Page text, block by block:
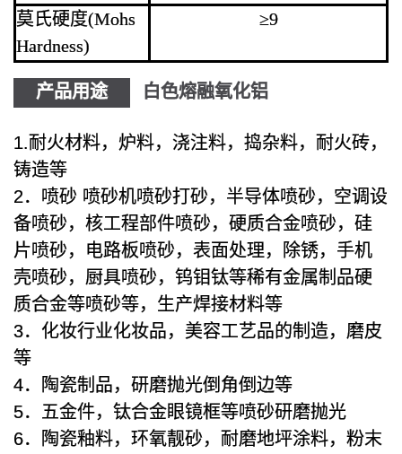
莫氏硬度(Mohs
Hardness)
≥9
产品用途 白色熔融氧化铝
1.耐火材料，炉料，浇注料，捣杂料，耐火砖，
铸造等
2．喷砂 喷砂机喷砂打砂，半导体喷砂，空调设
备喷砂，核工程部件喷砂，硬质合金喷砂，硅
片喷砂，电路板喷砂，表面处理，除锈，手机
壳喷砂，厨具喷砂，钨钼钛等稀有金属制品硬
质合金等喷砂等，生产焊接材料等
3．化妆行业化妆品，美容工艺品的制造，磨皮
等
4．陶瓷制品，研磨抛光倒角倒边等
5．五金件，钛合金眼镜框等喷砂研磨抛光
6．陶瓷釉料，环氧靓砂，耐磨地坪涂料，粉末